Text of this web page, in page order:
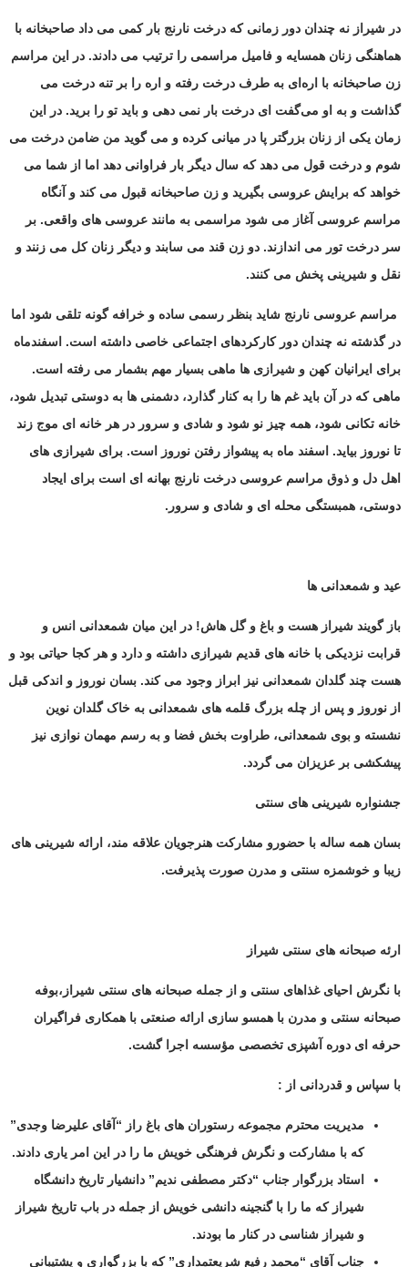
در شیراز نه چندان دور زمانی که درخت نارنج بار کمی می داد صاحبخانه با
هماهنگی زنان همسایه و فامیل مراسمی را ترتیب می دادند. در این مراسم
زن صاحبخانه با اره‌ای به طرف درخت رفته و اره را بر تنه درخت می
گذاشت و به او می‌گفت ای درخت بار نمی دهی و باید تو را برید. در این
زمان یکی از زنان بزرگتر پا در میانی کرده و می گوید من ضامن درخت می
شوم و درخت قول می دهد که سال دیگر بار فراوانی دهد اما از شما می
خواهد که برایش عروسی بگیرید و زن صاحبخانه قبول می کند و آنگاه
مراسم عروسی آغاز می شود مراسمی به مانند عروسی های واقعی. بر
سر درخت تور می اندازند. دو زن قند می سابند و دیگر زنان کل می زنند و
نقل و شیرینی پخش می کنند.
مراسم عروسی نارنج شاید بنظر رسمی ساده و خرافه گونه تلقی شود اما
در گذشته نه چندان دور کارکردهای اجتماعی خاصی داشته است. اسفندماه
برای ایرانیان کهن و شیرازی ها ماهی بسیار مهم بشمار می رفته است.
ماهی که در آن باید غم ها را به کنار گذارد، دشمنی ها به دوستی تبدیل شود،
خانه تکانی شود، همه چیز نو شود و شادی و سرور در هر خانه ای موج زند
تا نوروز بیاید. اسفند ماه به پیشواز رفتن نوروز است. برای شیرازی های
اهل دل و ذوق مراسم عروسی درخت نارنج بهانه ای است برای ایجاد
دوستی، همبستگی محله ای و شادی و سرور.
عید و شمعدانی ها
باز گویند شیراز هست و باغ و گل هاش! در این میان شمعدانی انس و
قرابت نزدیکی با خانه های قدیم شیرازی داشته و دارد و هر کجا حیاتی بود و
هست چند گلدان شمعدانی نیز ابراز وجود می کند. بسان نوروز و اندکی قبل
از نوروز و پس از چله بزرگ قلمه های شمعدانی به خاک گلدان نوین
نشسته و بوی شمعدانی، طراوت بخش فضا و به رسم مهمان نوازی نیز
پیشکشی بر عزیزان می گردد.
جشنواره شیرینی های سنتی
بسان همه ساله با حضورو مشارکت هنرجویان علاقه مند، ارائه شیرینی های
زیبا و خوشمزه سنتی و مدرن صورت پذیرفت.
ارئه صبحانه های سنتی شیراز
با نگرش احیای غذاهای سنتی و از جمله صبحانه های سنتی شیراز،بوفه
صبحانه سنتی و مدرن با همسو سازی ارائه صنعتی با همکاری فراگیران
حرفه ای دوره آشپزی تخصصی مؤسسه اجرا گشت.
با سپاس و قدردانی از :
مدیریت محترم مجموعه رستوران های باغ راز “آقای علیرضا وجدی”
که با مشارکت و نگرش فرهنگی خویش ما را در این امر یاری دادند.
استاد بزرگوار جناب “دکتر مصطفی ندیم” دانشیار تاریخ دانشگاه
شیراز که ما را با گنجینه دانشی خویش از جمله در باب تاریخ شیراز
و شیراز شناسی در کنار ما بودند.
جناب آقای “محمد رفیع شریعتمداری” که با بزرگواری و پشتیبانی